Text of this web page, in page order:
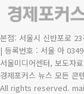
본점: 서울시 신반포로
| 등록번호 : 서울 아
서울미디어센터, 보도자
경제포커스 뉴스 모든 콘
All rights reserved.